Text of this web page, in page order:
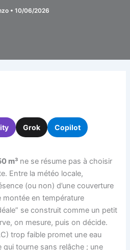
• 10/06/2026
Grok Copilot
m³ ne se résume pas à choisir
Entre la météo locale,
(ou non) d’une couverture
montée en température
se construit comme un petit
on mesure, puis on décide.
trop faible promet une eau
qui tourne sans relâche ; une